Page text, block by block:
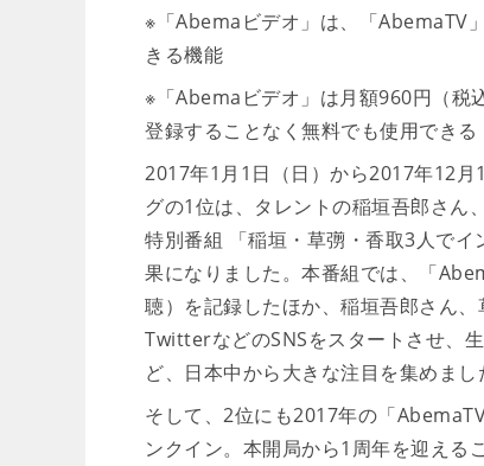
※「Abemaビデオ」は、「AbemaTV
きる機能
※「Abemaビデオ」は月額960円（税
登録することなく無料でも使用でき
2017年1月1日（日）から2017年12
グの1位は、タレントの稲垣吾郎さん
特別番組 「稲垣・草彅・香取3人で
果になりました。本番組では、「
聴）を記録したほか、稲垣吾郎さん
TwitterなどのSNSをスタートさせ、
ど、日本中から大きな注目を集めまし
そして、2位にも2017年の「
ンクイン。本開局から1周年を迎える